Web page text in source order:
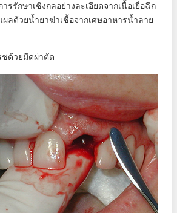
รรักษาเชิงกลอย่างละเอียดจากเนื้อเยื่อฉีก
ลด้วยน้ำยาฆ่าเชื้อจากเศษอาหารน้ำลาย
ชด้วยมีดผ่าตัด